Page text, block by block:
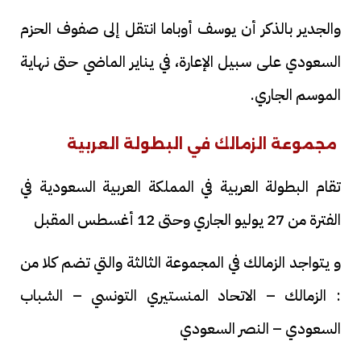
والجدير بالذكر أن يوسف أوباما انتقل إلى صفوف الحزم
السعودي على سبيل الإعارة، في يناير الماضي حتى نهاية
الموسم الجاري.
مجموعة الزمالك في البطولة العربية
تقام البطولة العربية في المملكة العربية السعودية في
الفترة من 27 يوليو الجاري وحتى 12 أغسطس المقبل
و يتواجد الزمالك في المجموعة الثالثة والتي تضم كلا من
: الزمالك – الاتحاد المنستيري التونسي – الشباب
السعودي – النصر السعودي